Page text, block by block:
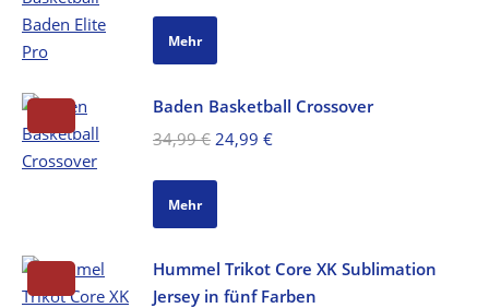
Mehr
Baden Basketball Crossover
34,99€ Ursprünglicher
24,99 €Aktueller
Mehr
Hummel Trikot Core XK Sublimation
Jersey in fünf Farben